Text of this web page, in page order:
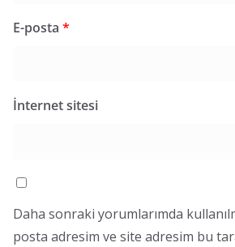
E-posta *
İnternet sitesi
Daha sonraki yorumlarımda
posta adresim ve site adresim bu